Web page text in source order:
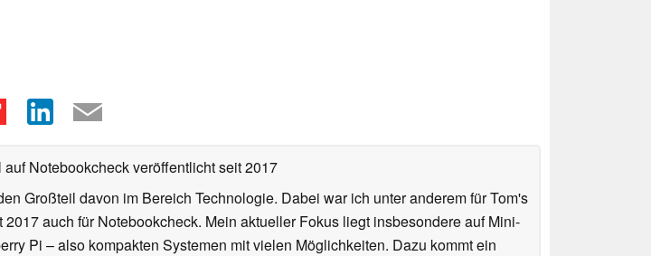
auf Notebookcheck veröffentlichtseit 2017
Großteil davon im Bereich Technologie. Dabei war ich unter anderem für Tom's
auch für Notebookcheck. Mein aktueller Fokus liegt insbesondere auf Mini-
Pi – also kompakten Systemen mit vielen Möglichkeiten. Dazu kommt ein